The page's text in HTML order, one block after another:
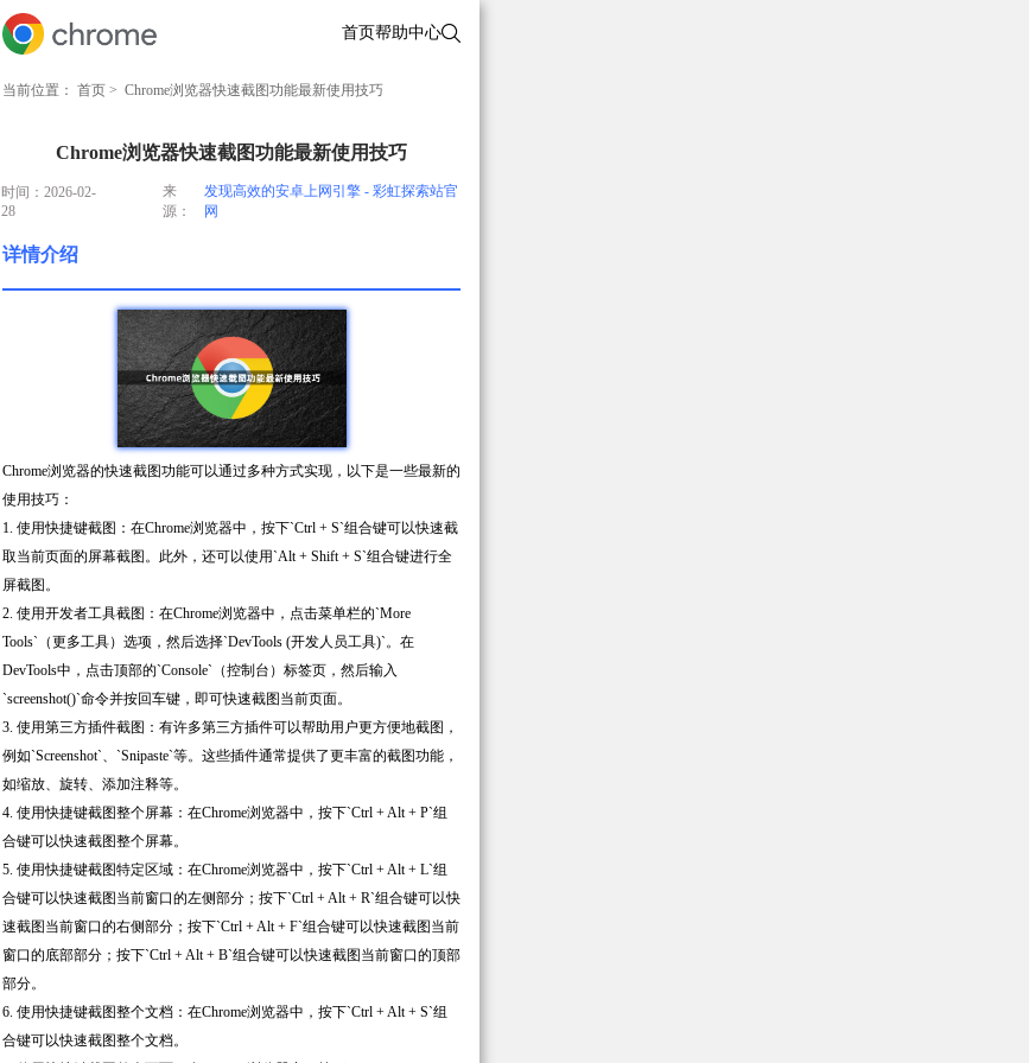
首页帮助中心
当前位置： 首页 > Chrome浏览器快速截图功能最新使用技巧
Chrome浏览器快速截图功能最新使用技巧
时间：2026-02-
28
来
源：
发现高效的安卓上网引擎 - 彩虹探索站官
网
详情介绍
Chrome浏览器的快速截图功能可以通过多种方式实现，以下是一些最新的
使用技巧：
1. 使用快捷键截图：在Chrome浏览器中，按下`Ctrl + S`组合键可以快速截
取当前页面的屏幕截图。此外，还可以使用`Alt + Shift + S`组合键进行全
屏截图。
2. 使用开发者工具截图：在Chrome浏览器中，点击菜单栏的`More
Tools`（更多工具）选项，然后选择`DevTools (开发人员工具)`。在
DevTools中，点击顶部的`Console`（控制台）标签页，然后输入
`screenshot()`命令并按回车键，即可快速截图当前页面。
3. 使用第三方插件截图：有许多第三方插件可以帮助用户更方便地截图，
例如`Screenshot`、`Snipaste`等。这些插件通常提供了更丰富的截图功能，
如缩放、旋转、添加注释等。
4. 使用快捷键截图整个屏幕：在Chrome浏览器中，按下`Ctrl + Alt + P`组
合键可以快速截图整个屏幕。
5. 使用快捷键截图特定区域：在Chrome浏览器中，按下`Ctrl + Alt + L`组
合键可以快速截图当前窗口的左侧部分；按下`Ctrl + Alt + R`组合键可以快
速截图当前窗口的右侧部分；按下`Ctrl + Alt + F`组合键可以快速截图当前
窗口的底部部分；按下`Ctrl + Alt + B`组合键可以快速截图当前窗口的顶部
部分。
6. 使用快捷键截图整个文档：在Chrome浏览器中，按下`Ctrl + Alt + S`组
合键可以快速截图整个文档。